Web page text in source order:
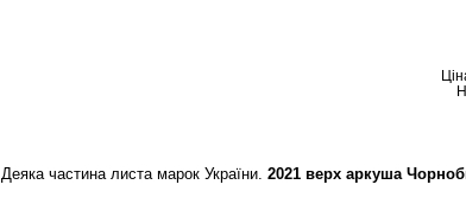
Деяка частина листа марок України. 2021 верх аркуша